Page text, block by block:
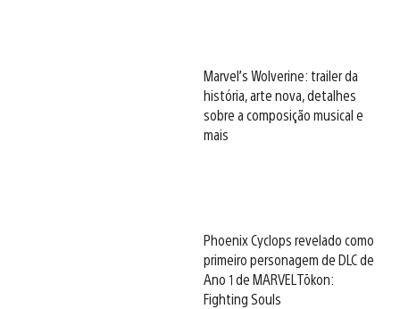
Marvel’s Wolverine: trailer da
história, arte nova, detalhes
sobre a composição musical e
mais
Phoenix Cyclops revelado como
primeiro personagem de DLC de
Ano 1 de MARVEL Tōkon:
Fighting Souls